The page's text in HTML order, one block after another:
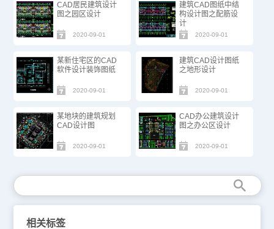
CAD居民建筑设计
图之园区设计
2020-09-01
建筑CAD图纸中结
构设计图之配筋设
计
2020-09-01
某新住宅区的CAD
软件设计装饰图纸
2020-09-01
建筑CAD设计图纸
之地形设计
2020-09-01
某地块的建筑规划
CAD设计图
2020-09-01
CAD办公建筑设计
图之办公区设计
2020-09-01
相关标签